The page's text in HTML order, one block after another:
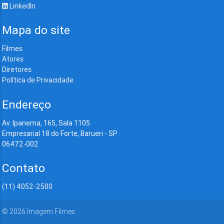
LinkedIn
Mapa do site
Filmes
Atores
Diretores
Política de Privacidade
Endereço
Av. Ipanema, 165, Sala 1105
Empresarial 18 do Forte, Barueri - SP
06472-002
Contato
(11) 4052-2500
© 2026 Imagem Filmes